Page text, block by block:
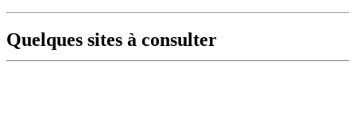
Quelques sites à consulter